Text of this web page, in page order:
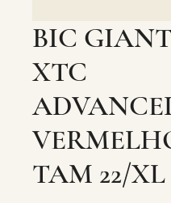
BIC GIANT
XTC
TAM 22/XL